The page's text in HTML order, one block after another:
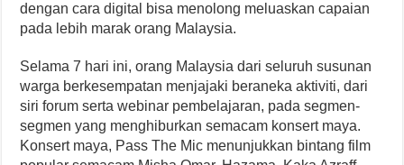
dengan cara digital bisa menolong meluaskan capaian
pada lebih marak orang Malaysia.
Selama 7 hari ini, orang Malaysia dari seluruh susunan
warga berkesempatan menjajaki beraneka aktiviti, dari
siri forum serta webinar pembelajaran, pada segmen-
segmen yang menghiburkan semacam konsert maya.
Konsert maya, Pass The Mic menunjukkan bintang film